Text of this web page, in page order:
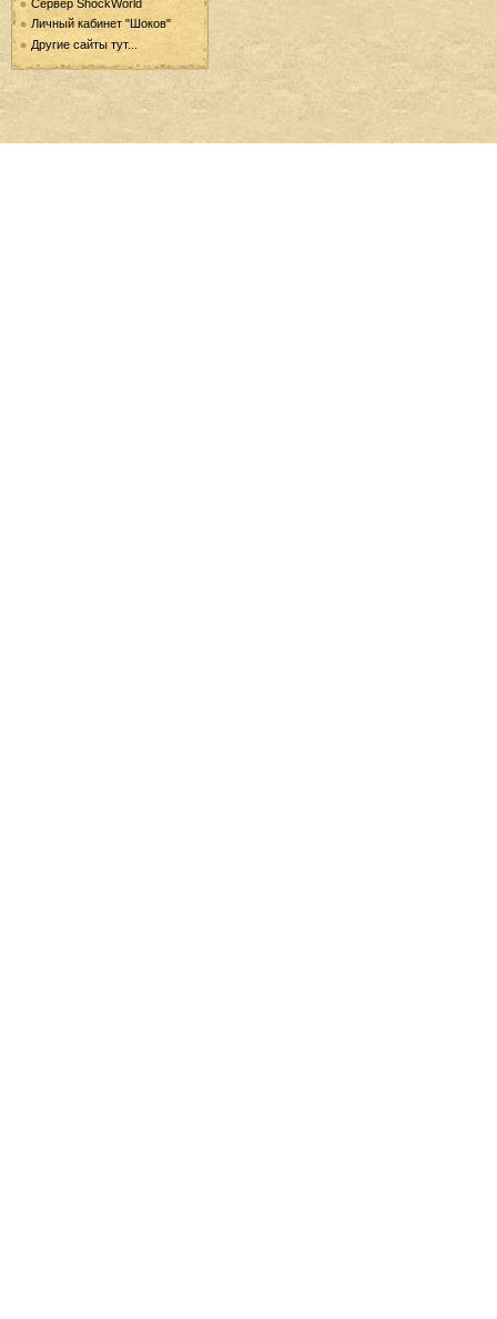
Сервер ShockWorld
Личный кабинет "Шоков"
Другие сайты тут...